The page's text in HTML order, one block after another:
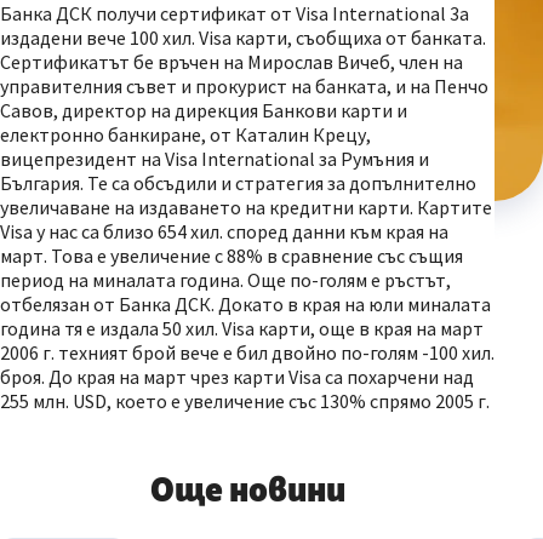
Банка ДСК получи сертификат от Visa International 3а
издадени вече 100 хил. Visa карти, съобщиха от банката.
Сертификатът бе връчен на Мирослав Вичеб, член на
управителния съвет и прокурист на банката, и на Пенчо
Савов, директор на дирекция Банкови карти и
електронно банкиране, от Каталин Крецу,
вицепрезидент на Visa International за Румъния и
България. Те са обсъдили и стратегия за допълнително
увеличаване на издаването на кредитни карти. Картите
Visa у нас са близо 654 хил. според данни към края на
март. Това е увеличение с 88% в сравнение със същия
период на миналата година. Още по-голям е ръстът,
отбелязан от Банка ДСК. Докато в края на юли миналата
година тя е издала 50 хил. Visa карти, още в края на март
2006 г. техният брой вече е бил двойно по-голям -100 хил.
броя. До края на март чрез карти Visa са похарчени над
255 млн. USD, което е увеличение със 130% спрямо 2005 г.
Още новини